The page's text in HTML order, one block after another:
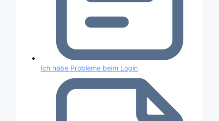
Ich habe Probleme beim Login